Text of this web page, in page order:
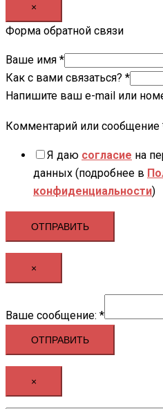
×
Форма обратной связи
Ваше имя *
Как с вами связаться? *
Напишите ваш e-mail или
Комментарий или сообщение
Я даю согласие на
данных (подробнее в
конфиденциальности)
ОТПРАВИТЬ
×
сообщение:
Ваше сообщение: *
ОТПРАВИТЬ
×